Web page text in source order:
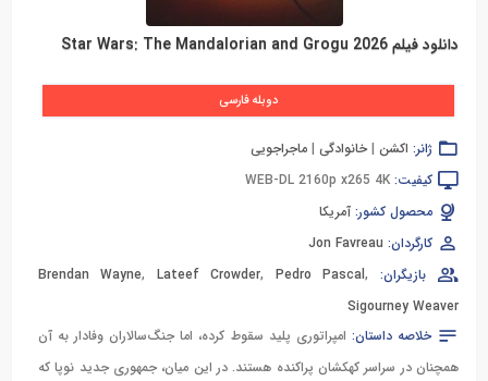
دانلود فیلم Star Wars: The Mandalorian and Grogu 2026
دوبله فارسی
ژانر: اکشن | خانوادگی | ماجراجویی
کیفیت: WEB-DL 2160p x265 4K
محصول کشور: آمریکا
کارگردان: Jon Favreau
بازیگران:
Brendan Wayne, Lateef Crowder, Pedro Pascal,
Sigourney Weaver
خلاصه داستان: امپراتوری پلید سقوط کرده، اما جنگ‌سالاران وفادار به آن
همچنان در سراسر کهکشان پراکنده هستند. در این میان، جمهوری جدید نوپا که